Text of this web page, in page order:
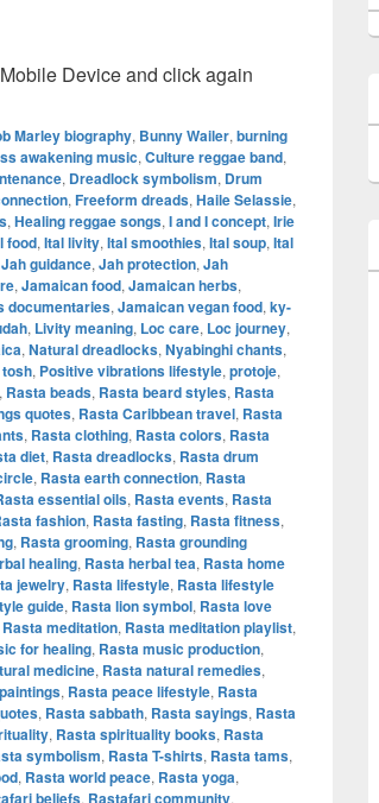
Device and click again
Marley biography, Bunny Wailer, burning
awakening music, Culture reggae band,
, Dreadlock symbolism, Drum
, Freeform dreads, Haile Selassie,
, Healing reggae songs, I and I concept, Irie
food, Ital livity, Ital smoothies, Ital soup, Ital
Jah guidance, Jah protection, Jah
, Jamaican food, Jamaican herbs,
documentaries, Jamaican vegan food, ky-
, Livity meaning, Loc care, Loc journey,
, Natural dreadlocks, Nyabinghi chants,
, Positive vibrations lifestyle, protoje,
, Rasta beads, Rasta beard styles, Rasta
quotes, Rasta Caribbean travel, Rasta
, Rasta clothing, Rasta colors, Rasta
diet, Rasta dreadlocks, Rasta drum
, Rasta earth connection, Rasta
essential oils, Rasta events, Rasta
fashion, Rasta fasting, Rasta fitness,
, Rasta grooming, Rasta grounding
healing, Rasta herbal tea, Rasta home
jewelry, Rasta lifestyle, Rasta lifestyle
guide, Rasta lion symbol, Rasta love
Rasta meditation, Rasta meditation playlist,
for healing, Rasta music production,
medicine, Rasta natural remedies,
, Rasta peace lifestyle, Rasta
, Rasta sabbath, Rasta sayings, Rasta
, Rasta spirituality books, Rasta
symbolism, Rasta T-shirts, Rasta tams,
, Rasta world peace, Rasta yoga,
beliefs, Rastafari community,